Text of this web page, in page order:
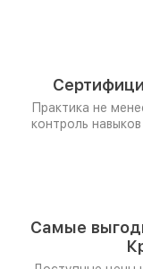
Практика не
контроль навыков
Самые